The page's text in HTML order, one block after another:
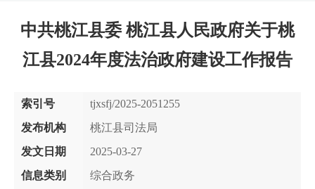
中共桃江县委 桃江县人民政府关于桃
江县2024年度法治政府建设工作报告
索引号
tjxsfj/2025-2051255
发布机构
桃江县司法局
发文日期
2025-03-27
信息类别
综合政务